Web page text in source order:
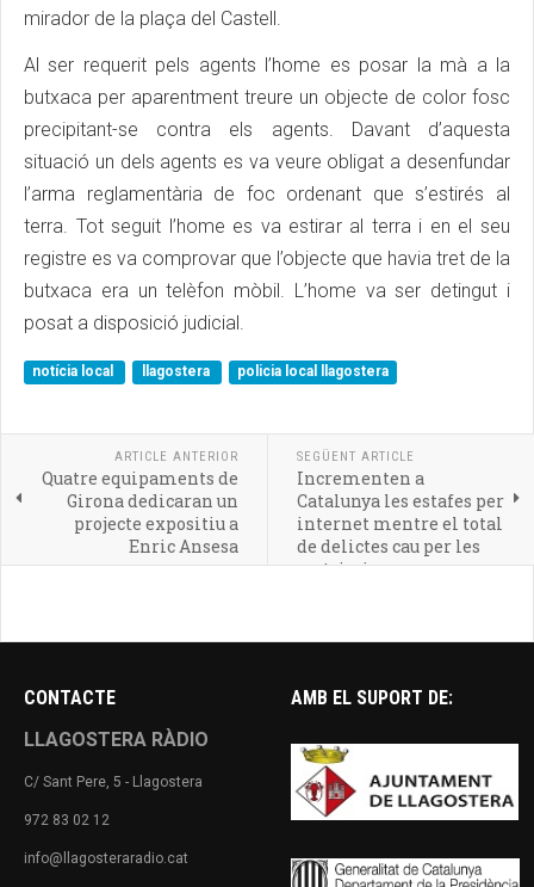
mirador de la plaça del Castell.
Al ser requerit pels agents l’home es posar la mà a la
butxaca per aparentment treure un objecte de color fosc
precipitant-se contra els agents. Davant d’aquesta
situació un dels agents es va veure obligat a desenfundar
l’arma reglamentària de foc ordenant que s’estirés al
terra. Tot seguit l’home es va estirar al terra i en el seu
registre es va comprovar que l’objecte que havia tret de la
butxaca era un telèfon mòbil. L’home va ser detingut i
posat a disposició judicial.
notícia local llagostera policia local llagostera
ARTICLE ANTERIOR
Quatre equipaments de
Girona dedicaran un
projecte expositiu a
Enric Ansesa
SEGÜENT ARTICLE
Incrementen a
Catalunya les estafes per
internet mentre el total
de delictes cau per les
restriccions
CONTACTE
LLAGOSTERA RÀDIO
C/ Sant Pere, 5 - Llagostera
972 83 02 12
info@llagosteraradio.cat
AMB EL SUPORT DE: